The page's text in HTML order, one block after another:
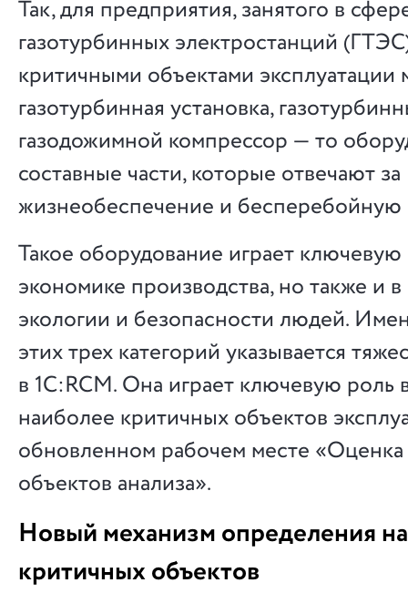
Так, для предприятия, занятого в
газотурбинных электростанций
критичными объектами эксплуатации
газотурбинная установка,
газодожимной компрессор — то
составные части, которые отвечают за
жизнеобеспечение и
Такое оборудование играет
экономике производства, но также и
экологии и безопасности людей.
этих трех категорий указывается
в 1С:RCM. Она играет ключевую роль
наиболее критичных объектов
обновленном рабочем месте
объектов анализа».
Новый механизм определения
критичных объектов